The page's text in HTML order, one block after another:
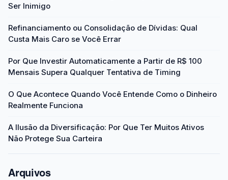
Ser Inimigo
Refinanciamento ou Consolidação de Dívidas: Qual
Custa Mais Caro se Você Errar
Por Que Investir Automaticamente a Partir de R$ 100
Mensais Supera Qualquer Tentativa de Timing
O Que Acontece Quando Você Entende Como o Dinheiro
Realmente Funciona
A Ilusão da Diversificação: Por Que Ter Muitos Ativos
Não Protege Sua Carteira
Arquivos